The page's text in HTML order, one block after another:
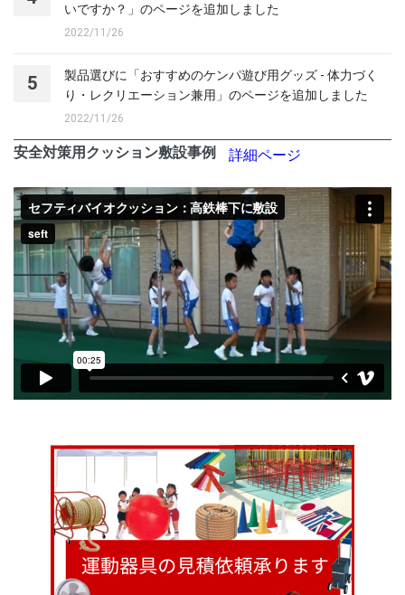
いですか？」のページを追加しました
2022/11/26
5
製品選びに「おすすめのケンパ遊び用グッズ - 体力づく
り・レクリエーション兼用」のページを追加しました
2022/11/26
安全対策用クッション敷設事例 詳細ページ